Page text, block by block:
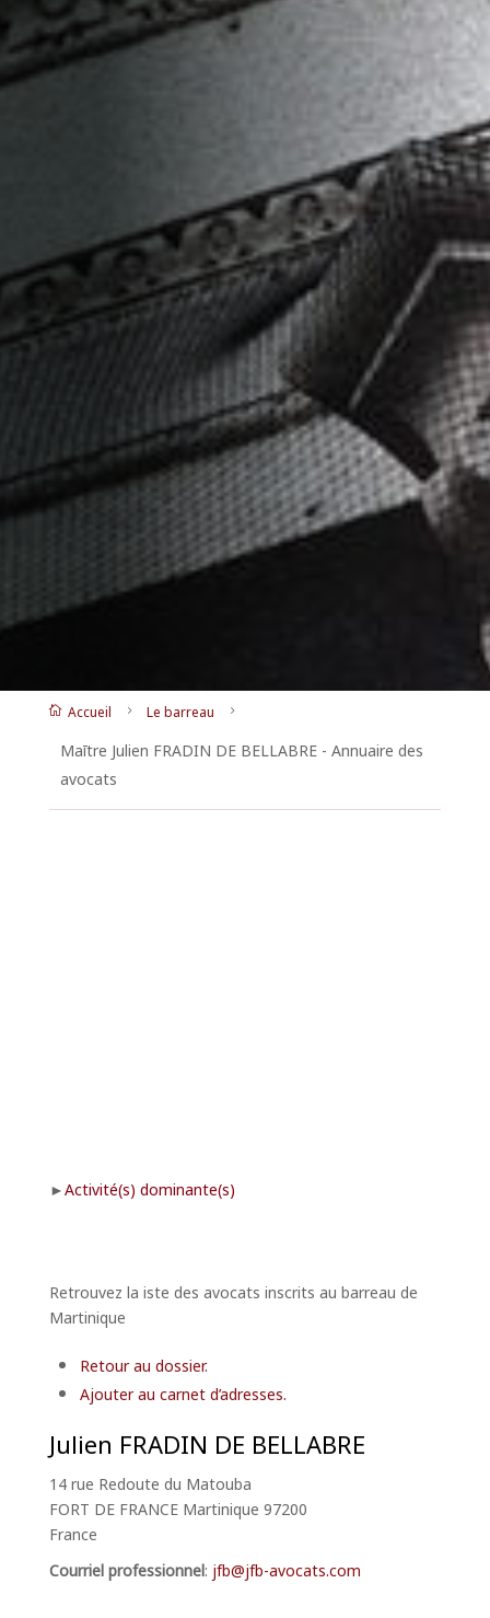
 Accueil 5 Le barreau 5
Maītre Julien FRADIN DE BELLABRE - Annuaire des
avocats
Activité(s) dominante(s)
Retrouvez la iste des avocats inscrits au barreau de
Martinique
Retour au dossier.
Ajouter au carnet d’adresses.
Julien FRADIN DE BELLABRE
14 rue Redoute du Matouba
FORT DE FRANCE Martinique 97200
France
Courriel professionnel: jfb@jfb-avocats.com